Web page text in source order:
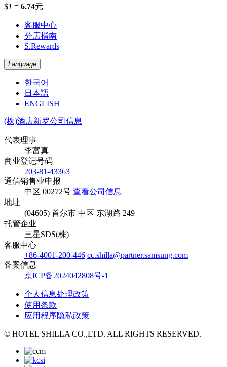
$1 = 6.74元
客服中心
分店指南
S.Rewards
Language
한국어
日本語
ENGLISH
(株)酒店新罗公司信息
代表理事
李富真
商业登记号码
203-81-43363
通信销售业申报
中区 00272号 查看公司信息
地址
(04605) 首尔市 中区 东湖路 249
托管企业
三星SDS(株)
客服中心
+86-4001-200-446 cc.shilla@partner.samsung.com
备案信息
京ICP备2024042808号-1
个人信息处理政策
使用条款
应用程序隐私政策
© HOTEL SHILLA CO.,LTD. ALL RIGHTS RESERVED.